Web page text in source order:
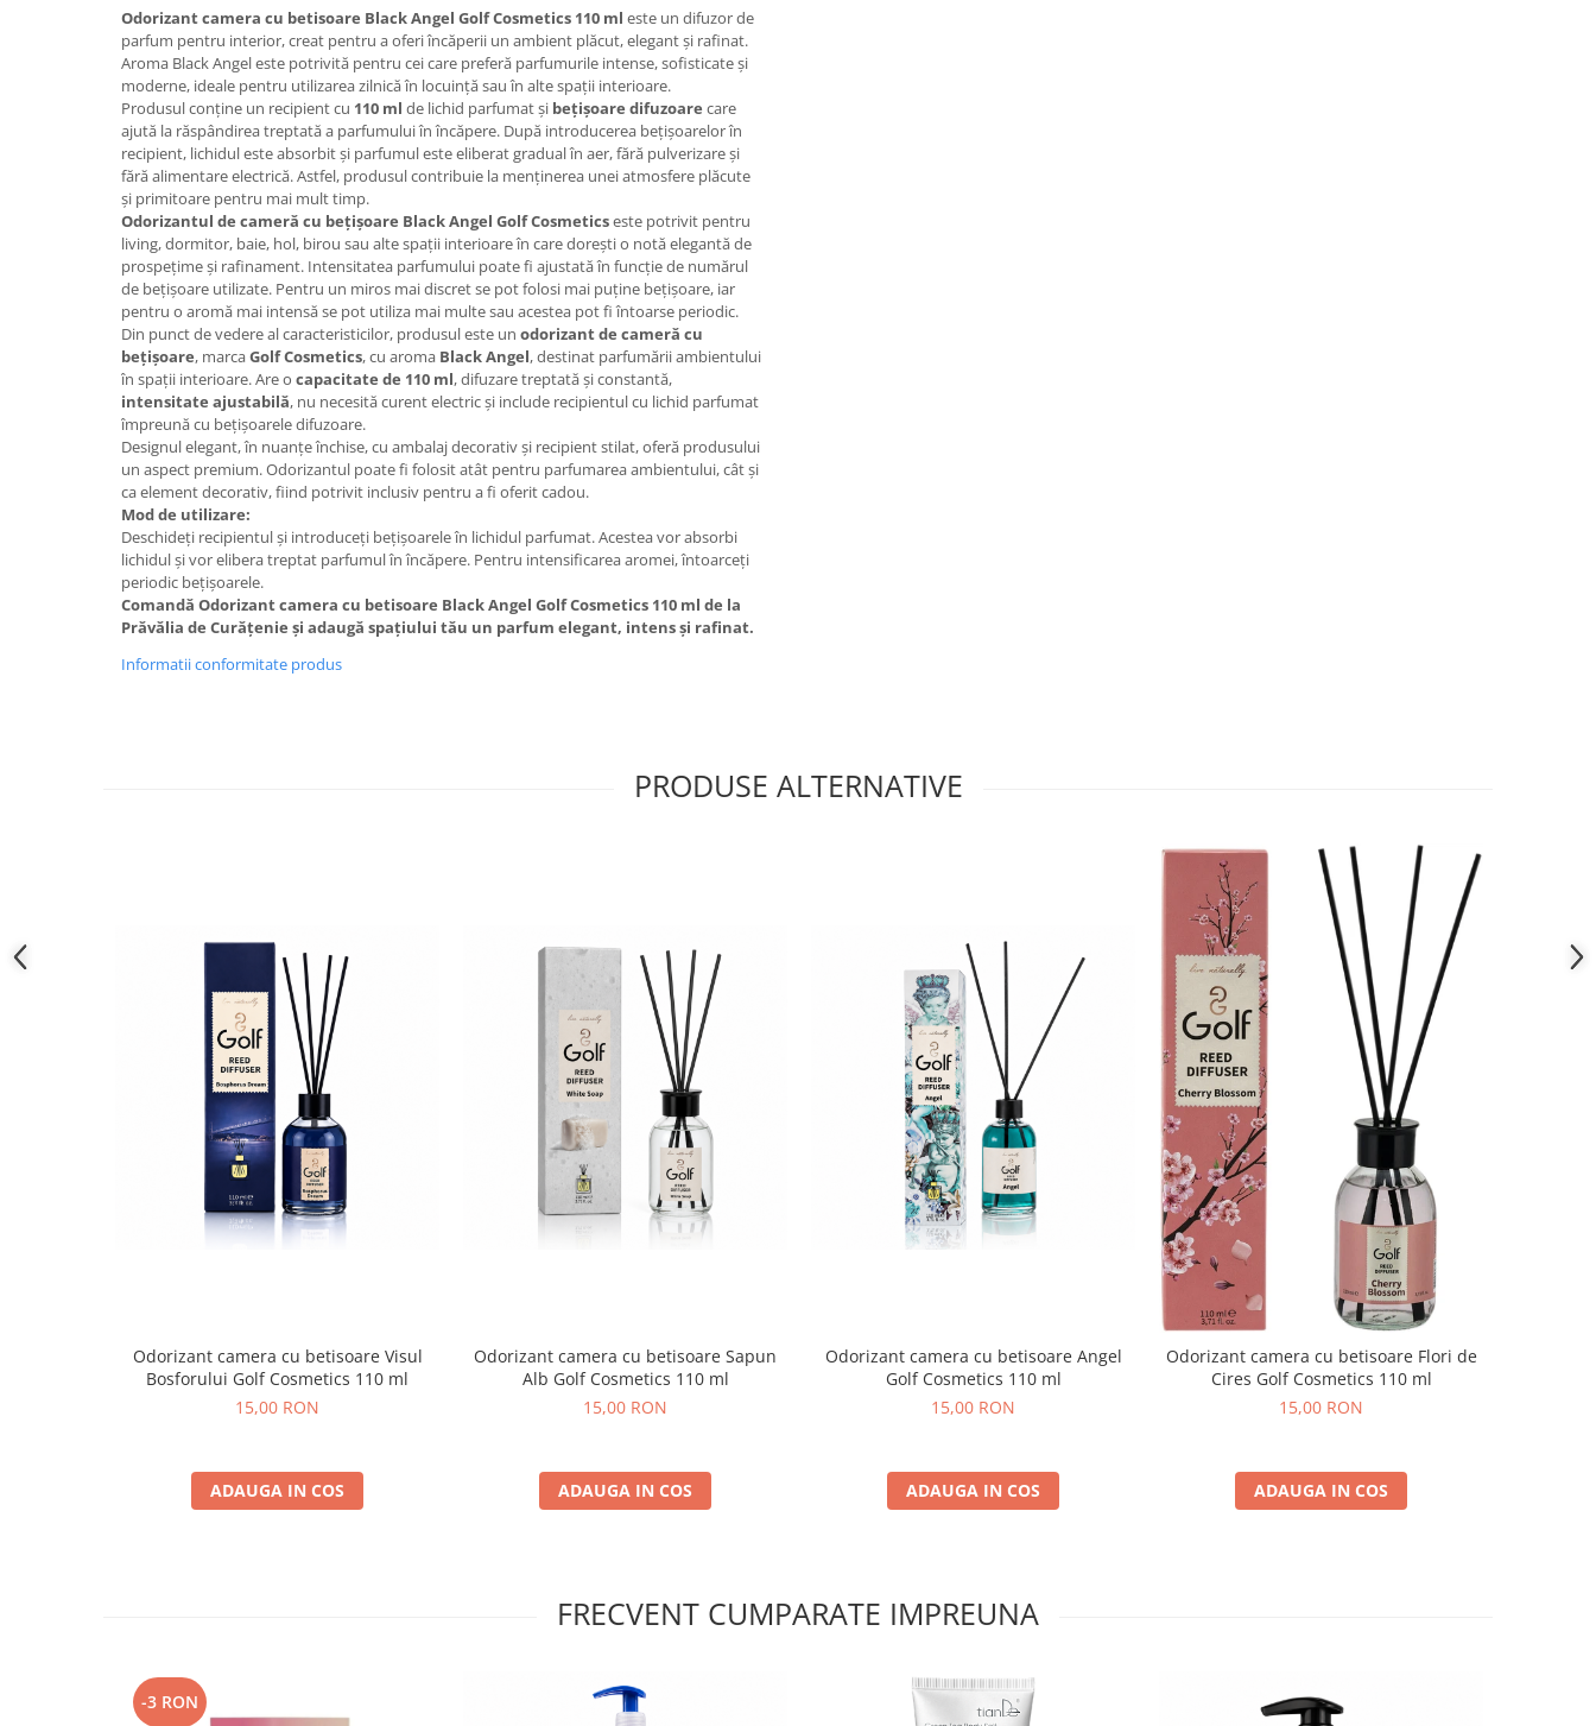
Produse incontinenta
Servetele Umede
Odorizant camera cu betisoare Black Angel Golf Cosmetics 110 ml este un difuzor de
parfum pentru interior, creat pentru a oferi încăperii un ambient plăcut, elegant și rafinat.
Aroma Black Angel este potrivită pentru cei care preferă parfumurile intense, sofisticate și
moderne, ideale pentru utilizarea zilnică în locuință sau în alte spații interioare.
Produsul conține un recipient cu 110 ml de lichid parfumat și bețișoare difuzoare care
ajută la răspândirea treptată a parfumului în încăpere. După introducerea bețișoarelor în
recipient, lichidul este absorbit și parfumul este eliberat gradual în aer, fără pulverizare și
fără alimentare electrică. Astfel, produsul contribuie la menținerea unei atmosfere plăcute
și primitoare pentru mai mult timp.
Odorizantul de cameră cu bețișoare Black Angel Golf Cosmeticseste potrivit pentru
living, dormitor, baie, hol, birou sau alte spații interioare în care dorești o notă elegantă de
prospețime și rafinament. Intensitatea parfumului poate fi ajustată în funcție de numărul
de bețișoare utilizate. Pentru un miros mai discret se pot folosi mai puține bețișoare, iar
pentru o aromă mai intensă se pot utiliza mai multe sau acestea pot fi întoarse periodic.
Din punct de vedere al caracteristicilor, produsul este un odorizant de cameră cu
bețișoare, marcaGolf Cosmetics, cu aroma Black Angel, destinat parfumării ambientului
în spații interioare. Are o capacitate de 110 ml, difuzare treptată și constantă,
intensitate ajustabilă, nu necesită curent electric și include recipientul cu lichid parfumat
împreună cu bețișoarele difuzoare.
Designul elegant, în nuanțe închise, cu ambalaj decorativ și recipient stilat, oferă produsului
un aspect premium. Odorizantul poate fi folosit atât pentru parfumarea ambientului, cât și
ca element decorativ, fiind potrivit inclusiv pentru a fi oferit cadou.
Mod de utilizare:
Deschideți recipientul și introduceți bețișoarele în lichidul parfumat. Acestea vor absorbi
lichidul și vor elibera treptat parfumul în încăpere. Pentru intensificarea aromei, întoarceți
periodic bețișoarele.
Comandă Odorizant camera cu betisoare Black Angel Golf Cosmetics 110 ml de la
Prăvălia de Curățenie și adaugă spațiului tău un parfum elegant, intens și rafinat.
Informatii conformitate produs
PRODUSE ALTERNATIVE
Odorizant camera cu betisoare Visul
Bosforului Golf Cosmetics 110 ml
15,00 RON
ADAUGA IN COS
Odorizant camera cu betisoare Sapun
Alb Golf Cosmetics 110 ml
15,00 RON
ADAUGA IN COS
Odorizant camera cu betisoare Angel
Golf Cosmetics 110 ml
15,00 RON
ADAUGA IN COS
Odorizant camera cu betisoare Flori de
Cires Golf Cosmetics 110 ml
15,00 RON
ADAUGA IN COS
FRECVENT CUMPARATE IMPREUNA
-3 RON